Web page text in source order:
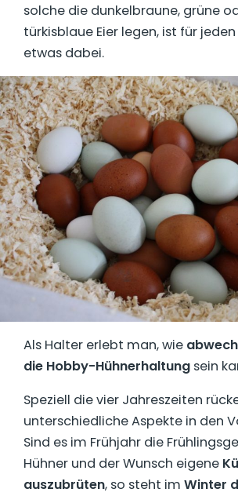
solche die dunkelbraune, grüne
türkisblaue Eier legen, ist für
etwas dabei.
Als Halter erlebt man, wie
die Hobby-Hühnerhaltung sein
Speziell die vier Jahreszeiten
unterschiedliche Aspekte in den
Sind es im Frühjahr die
Hühner und der Wunsch eigene
auszubrüten, so steht im Winter